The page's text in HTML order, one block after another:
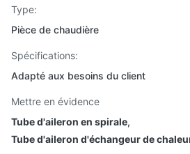
Type:
Pièce de chaudière
Spécifications:
Adapté aux besoins du client
Mettre en évidence
Tube d'aileron en spirale,
Tube d'aileron d'échangeur de